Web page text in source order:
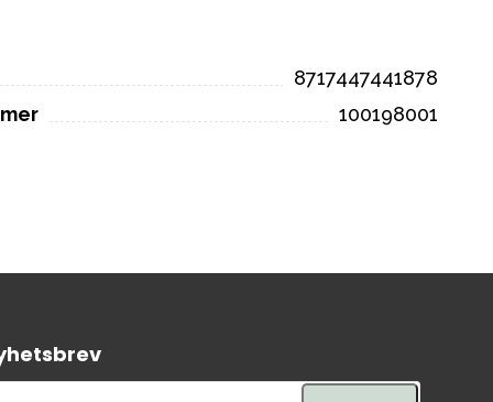
8717447441878
100198001